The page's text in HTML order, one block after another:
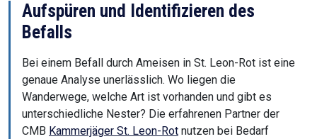
Aufspüren und Identifizieren des
Befalls
Bei einem Befall durch Ameisen in St. Leon-Rot ist eine
genaue Analyse unerlässlich. Wo liegen die
Wanderwege, welche Art ist vorhanden und gibt es
unterschiedliche Nester? Die erfahrenen Partner der
CMB Kammerjäger St. Leon-Rot nutzen bei Bedarf